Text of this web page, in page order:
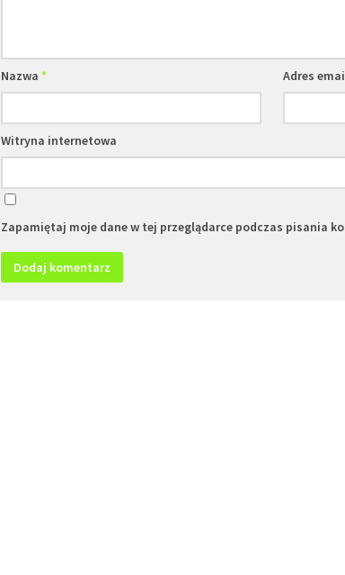
Nazwa * Adres
Witryna internetowa
Zapamiętaj moje dane w tej przeglądarce podczas pisania